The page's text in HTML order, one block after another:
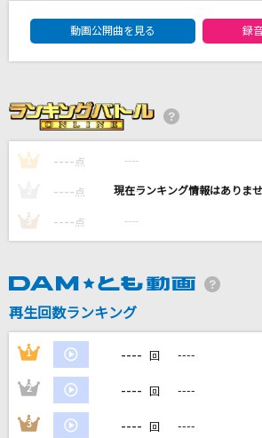
Lemon
米津玄師
REACH OUT
和田アキ子
[生音]サウダージ
ポルノグラフィティ
夢中
Dark Rainbow
B'z
DAMの新曲・ランキングなど
動画公開曲を見る 録
1 ---- 点 ----
---- 点 ----
3 ---- 点 ----
再生回数ランキング
1 ---- 回 ----
2 ---- 回 ----
3 ---- 回 ----